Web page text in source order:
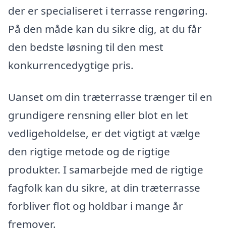
der er specialiseret i terrasse rengøring.
På den måde kan du sikre dig, at du får
den bedste løsning til den mest
konkurrencedygtige pris.
Uanset om din træterrasse trænger til en
grundigere rensning eller blot en let
vedligeholdelse, er det vigtigt at vælge
den rigtige metode og de rigtige
produkter. I samarbejde med de rigtige
fagfolk kan du sikre, at din træterrasse
forbliver flot og holdbar i mange år
fremover.